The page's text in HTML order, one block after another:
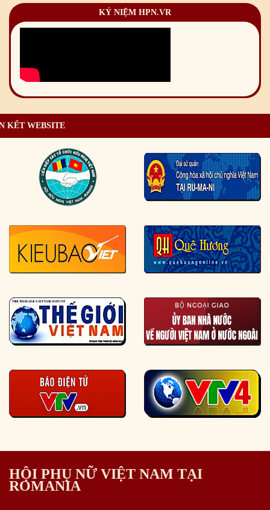
KỶ NIỆM HPN.VR
KẾT WEBSITE
HỘI PHỤ NỮ VIỆT NAM TẠI
ROMANIA